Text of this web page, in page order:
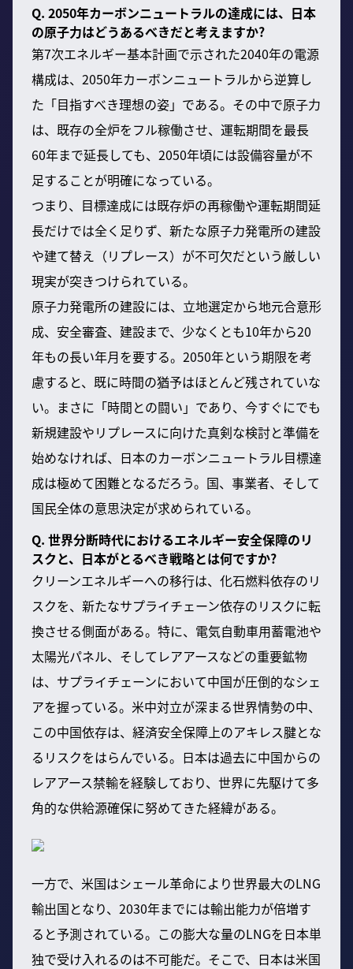
Q. 2050年カーボンニュートラルの達成には、日本
の原子力はどうあるべきだと考えますか?
第7次エネルギー基本計画で示された2040年の電源
構成は、2050年カーボンニュートラルから逆算し
た「目指すべき理想の姿」である。その中で原子力
は、既存の全炉をフル稼働させ、運転期間を最長
60年まで延長しても、2050年頃には設備容量が不
足することが明確になっている。
つまり、目標達成には既存炉の再稼働や運転期間延
長だけでは全く足りず、新たな原子力発電所の建設
や建て替え（リプレース）が不可欠だという厳しい
現実が突きつけられている。
原子力発電所の建設には、立地選定から地元合意形
成、安全審査、建設まで、少なくとも10年から20
年もの長い年月を要する。2050年という期限を考
慮すると、既に時間の猶予はほとんど残されていな
い。まさに「時間との闘い」であり、今すぐにでも
新規建設やリプレースに向けた真剣な検討と準備を
始めなければ、日本のカーボンニュートラル目標達
成は極めて困難となるだろう。国、事業者、そして
国民全体の意思決定が求められている。
Q. 世界分断時代におけるエネルギー安全保障のリ
スクと、日本がとるべき戦略とは何ですか?
クリーンエネルギーへの移行は、化石燃料依存のリ
スクを、新たなサプライチェーン依存のリスクに転
換させる側面がある。特に、電気自動車用蓄電池や
太陽光パネル、そしてレアアースなどの重要鉱物
は、サプライチェーンにおいて中国が圧倒的なシェ
アを握っている。米中対立が深まる世界情勢の中、
この中国依存は、経済安全保障上のアキレス腱とな
るリスクをはらんでいる。日本は過去に中国からの
レアアース禁輸を経験しており、世界に先駆けて多
角的な供給源確保に努めてきた経緯がある。
一方で、米国はシェール革命により世界最大のLNG
輸出国となり、2030年までには輸出能力が倍増す
ると予測されている。この膨大な量のLNGを日本単
独で受け入れるのは不可能だ。そこで、日本は米国